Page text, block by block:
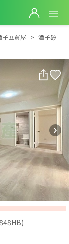
潭子矽品三房車位
子區買屋
潭子矽